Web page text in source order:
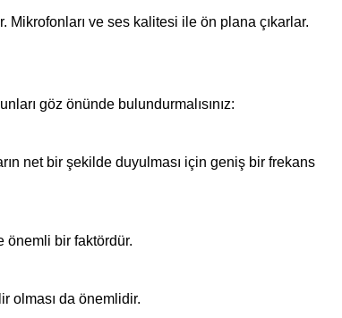
Mikrofonları ve ses kalitesi ile ön plana çıkarlar.
göz önünde bulundurmalısınız:
net bir şekilde duyulması için geniş bir frekans
önemli bir faktördür.
olması da önemlidir.